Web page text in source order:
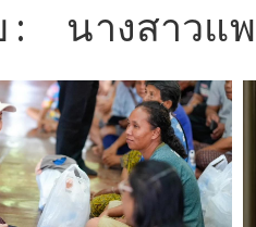
: นางสาวแ